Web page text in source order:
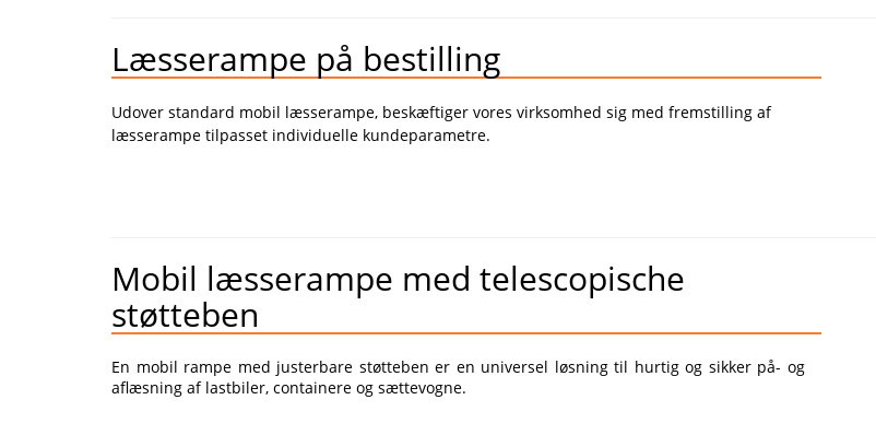
Læsserampe på bestilling
Udover standard mobil læsserampe, beskæftiger vores virksomhed sig med fremstilling af
læsserampe tilpasset individuelle kundeparametre.
Mobil læsserampe med telescopische
støtteben
En mobil rampe med justerbare støtteben er en universel løsning til hurtig og sikker på- og
aflæsning af lastbiler, containere og sættevogne.